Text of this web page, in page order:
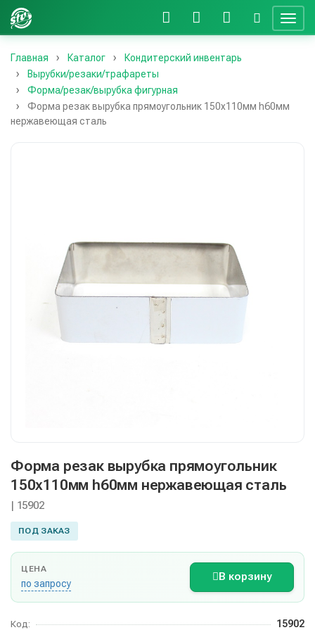
Главная Каталог
Кондитерский инвентарь
Вырубки/резаки/трафареты
Форма/резак/вырубка фигурная
Форма резак вырубка прямоугольник 150х110мм h60мм
нержавеющая сталь
Форма резак вырубка прямоугольник
150х110мм h60мм нержавеющая сталь
| 15902
ПОД ЗАКАЗ
ЦЕНА
по запросу
В корзину
Код: 15902